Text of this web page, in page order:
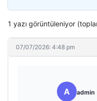
1 yazı görüntüleniyor
07/07/2026: 4:48 pm
A admin